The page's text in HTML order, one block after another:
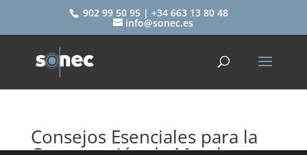
902 99 50 95 | +34 663 13 80 48
info@sonec.es
Consejos Esenciales para la